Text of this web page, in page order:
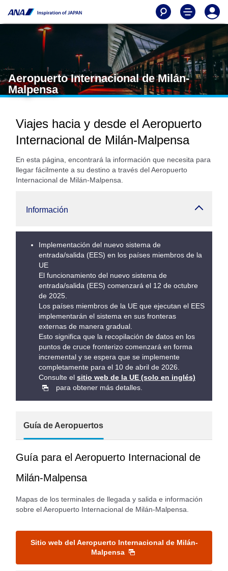
Aeropuerto Internacional de Milán-
Malpensa
Viajes hacia y desde el Aeropuerto
Internacional de Milán-Malpensa
En esta página, encontrará la información que necesita para
llegar fácilmente a su destino a través del Aeropuerto
Internacional de Milán-Malpensa.
Información
Implementación del nuevo sistema de
entrada/salida (EES) en los países miembros de la
UE
El funcionamiento del nuevo sistema de
entrada/salida (EES) comenzará el 12 de octubre
de 2025.
Los países miembros de la UE que ejecutan el EES
implementarán el sistema en sus fronteras
externas de manera gradual.
Esto significa que la recopilación de datos en los
puntos de cruce fronterizo comenzará en forma
incremental y se espera que se implemente
completamente para el 10 de abril de 2026.
Consulte el sitio web de la UE (solo en inglés)
para obtener más detalles.
Guía de Aeropuertos
Guía para el Aeropuerto Internacional de
Milán-Malpensa
Mapas de los terminales de llegada y salida e información
sobre el Aeropuerto Internacional de Milán-Malpensa.
Sitio web del Aeropuerto Internacional de Milán-
Malpensa